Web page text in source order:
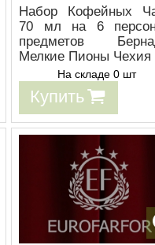
Набор Кофейных
70 мл на 6
предметов
Мелкие Пионы Чехия
На складе 0 шт
Купить